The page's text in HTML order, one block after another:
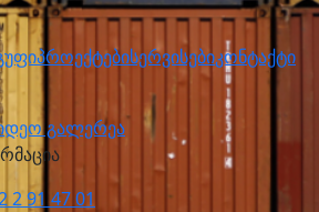
პროექტებისერვისებიკონტაქტი
გალერეა
2 91 47 01